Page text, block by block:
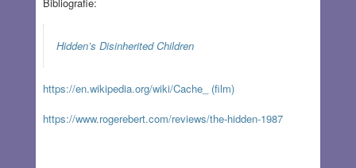
Bibliografie:
Hidden’s Disinherited Children
https://en.wikipedia.org/wiki/Cache_ (film)
https://www.rogerebert.com/reviews/the-hidden-1987